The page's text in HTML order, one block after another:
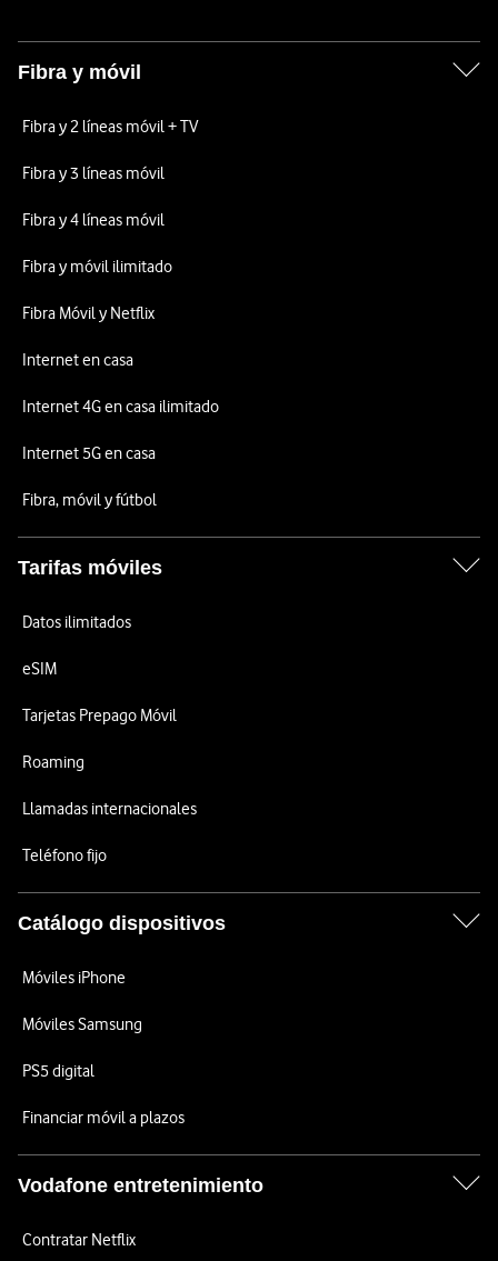
Fibra y móvil
Fibra y 2 líneas móvil + TV
Fibra y 3 líneas móvil
Fibra y 4 líneas móvil
Fibra y móvil ilimitado
Fibra Móvil y Netflix
Internet en casa
Internet 4G en casa ilimitado
Internet 5G en casa
Fibra, móvil y fútbol
Tarifas móviles
Datos ilimitados
eSIM
Tarjetas Prepago Móvil
Roaming
Llamadas internacionales
Teléfono fijo
Catálogo dispositivos
Móviles iPhone
Móviles Samsung
PS5 digital
Financiar móvil a plazos
Vodafone entretenimiento
Contratar Netflix